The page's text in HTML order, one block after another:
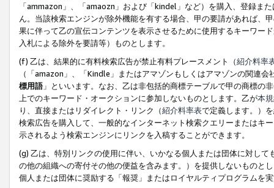
「ammazon」、「amaozn」および「kindel」など）を購入、登録ま
ん。当該検索エンジンが除外機能を有する場合、甲の要請があれば、
果に伴って乙の宣伝コンテンツを表示させるために使用するキーワー
入札による除外を要請等）ものとします。
(f) 乙は、結果的に有料検索広告が禁止有料プレースメント（紹介料率
（「amazon」、「Kindle」またはアマゾンもしくはアマゾンの関連
標用語」といいます。なお、乙は非包括的商標テーブルで甲の商標の
上でのキーワード・オークションに参加しないものとします。乙が本
り、直接またはリダイレクト・リンク（紹介料率表で定義します。）
検索広告を購入して、一般的なインターネット検索クエリーまたはキ
示されるよう検索エンジンにリンクを入稿することができます。
(g) 乙は、特別リンクの使用に伴い、いかなる個人または団体に対し
の他の組織への寄付その他の便益を含みます。）を提供しないものと
個人または団体に奨励する「報奨」またはロイヤルティプログラムを